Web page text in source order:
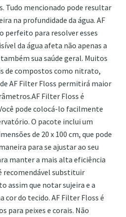
Tudo mencionado pode resultar
na profundidade da água. AF
perfeito para resolver esses
da água afeta não apenas a
sua saúde geral. Muitos
de compostos como nitrato,
AF Filter Floss permitirá maior
Filter Floss é
pode colocá-lo facilmente
O pacote inclui um
de 20 x 100 cm, que pode
para se ajustar ao seu
manter a mais alta eficiência
recomendável substituir
assim que notar sujeira e a
cor do tecido. AF Filter Floss é
para peixes e corais. Não